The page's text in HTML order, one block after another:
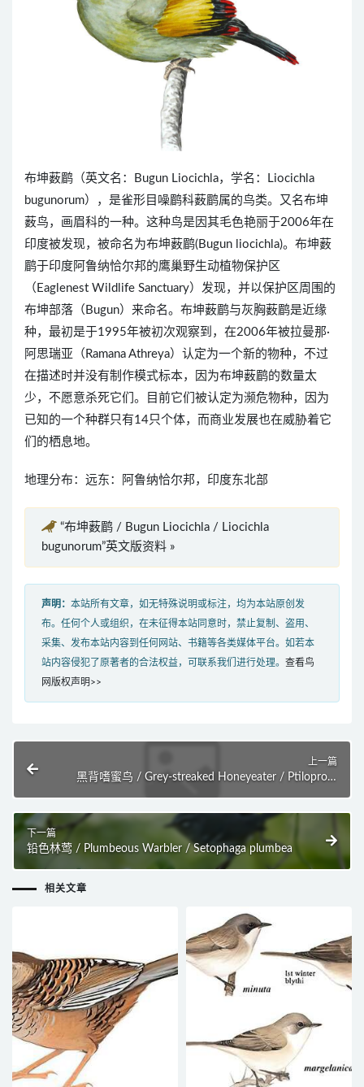
布坤薮鹛（英文名：Bugun Liocichla，学名：Liocichla
bugunorum），是雀形目噪鹛科薮鹛属的鸟类。又名布坤
薮鸟，画眉科的一种。这种鸟是因其毛色艳丽于2006年在
印度被发现，被命名为布坤薮鹛(Bugun liocichla)。布坤薮
鹛于印度阿鲁纳恰尔邦的鹰巢野生动植物保护区
（Eaglenest Wildlife Sanctuary）发现，并以保护区周围的
布坤部落（Bugun）来命名。布坤薮鹛与灰胸薮鹛是近缘
种，最初是于1995年被初次观察到，在2006年被拉曼那·
阿思瑞亚（Ramana Athreya）认定为一个新的物种，不过
在描述时并没有制作模式标本，因为布坤薮鹛的数量太
少，不愿意杀死它们。目前它们被认定为濒危物种，因为
已知的一个种群只有14只个体，而商业发展也在威胁着它
们的栖息地。
地理分布：远东：阿鲁纳恰尔邦，印度东北部
“布坤薮鹛 / Bugun Liocichla / Liocichla
bugunorum”英文版资料 »
声明： 本站所有文章，如无特殊说明或标注，均为本站原创发
布。任何个人或组织，在未征得本站同意时，禁止复制、盗用、
采集、发布本站内容到任何网站、书籍等各类媒体平台。如若本
站内容侵犯了原著者的合法权益，可联系我们进行处理。 查看鸟
网版权声明>>
上一篇
黑背嗜蜜鸟 / Grey-streaked Honeyeater / Ptiloprora
下一篇
铅色林莺 / Plumbeous Warbler / Setophaga plumbea
相关文章